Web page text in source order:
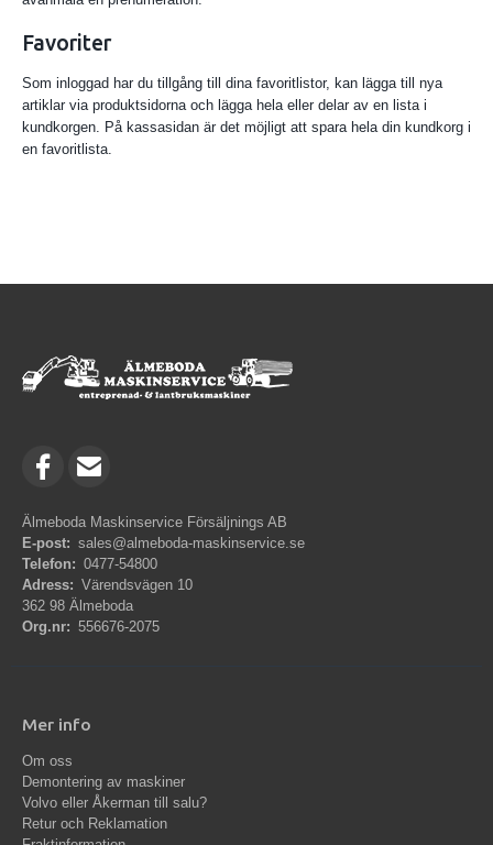
Favoriter
Som inloggad har du tillgång till dina favoritlistor, kan lägga till nya
artiklar via produktsidorna och lägga hela eller delar av en lista i
kundkorgen. På kassasidan är det möjligt att spara hela din kundkorg i
en favoritlista.
Älmeboda Maskinservice Försäljnings AB
E-post: sales@almeboda-maskinservice.se
Telefon: 0477-54800
Adress: Värendsvägen 10
362 98 Älmeboda
Org.nr: 556676-2075
Mer info
Om oss
Demontering av maskiner
Volvo eller Åkerman till salu?
Retur och Reklamation